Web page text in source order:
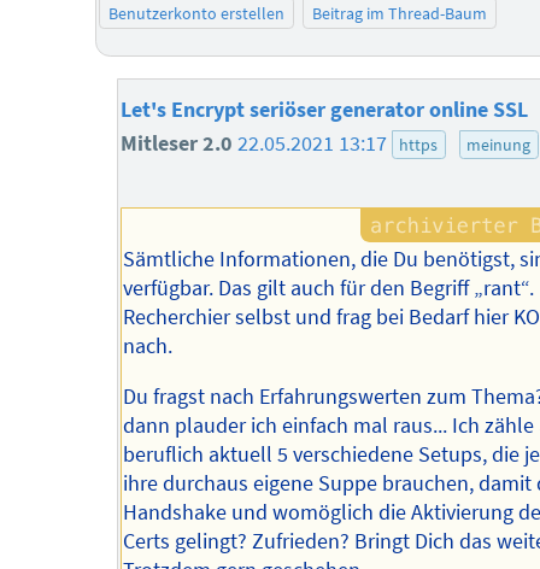
Benutzerkonto erstellen
Beitrag im Thread-Baum
Let's Encrypt seriöser generator online SSL
Mitleser 2.0 22.05.2021 13:17 https meinung
Sämtliche Informationen, die Du benötigst,
verfügbar. Das gilt auch für den Begriff „rant“.
Recherchier selbst und frag bei Bedarf hier
nach.
Du fragst nach Erfahrungswerten zum
dann plauder ich einfach mal raus... Ich
beruflich aktuell 5 verschiedene Setups, die
ihre durchaus eigene Suppe brauchen, damit
Handshake und womöglich die Aktivierung
Certs gelingt? Zufrieden? Bringt Dich das